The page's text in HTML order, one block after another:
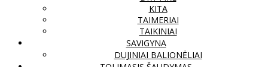
KITA
TAIMERIAI
TAIKINIAI
SAVIGYNA
DUJINIAI BALIONĖLIAI